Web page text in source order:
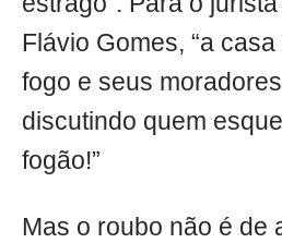
Flávio Gomes, “a
fogo e seus
discutindo quem
fogão!”
Mas o roubo não é de